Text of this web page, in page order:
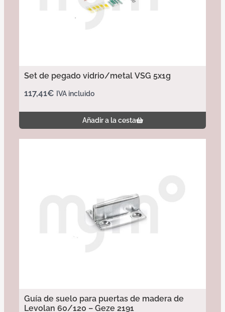
Set de pegado vidrio/metal VSG 5x1g
117,41€ IVA incluido
Añadir a la cesta
Guía de suelo para puertas de madera de
Levolan 60/120 – Geze 2191